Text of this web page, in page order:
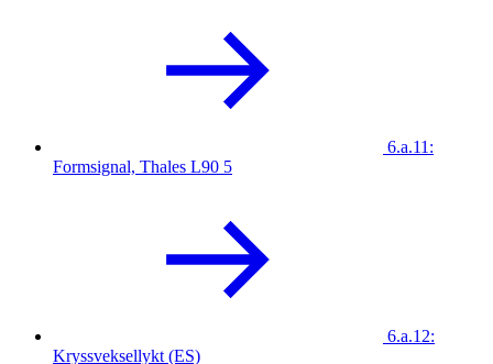
6.a.11:
Formsignal, Thales L90 5
6.a.12:
Kryssveksellykt (ES)